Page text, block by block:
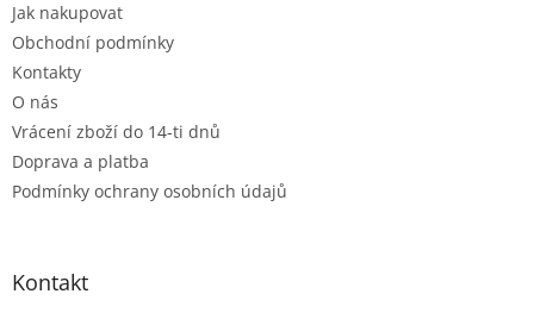
Jak nakupovat
Obchodní podmínky
Kontakty
O nás
Vrácení zboží do 14-ti dnů
Doprava a platba
Podmínky ochrany osobních údajů
Kontakt